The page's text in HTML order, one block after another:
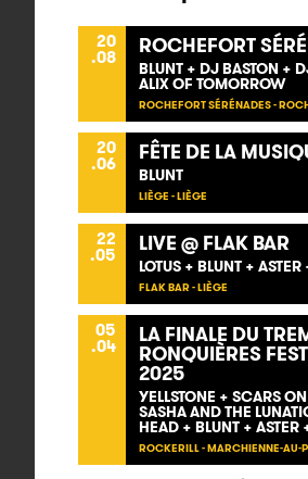
20
.08 ROCHEFORT
BLUNT + DJ BASTON +
ALIX OF TOMORROW
ROCHEFORT SÉRÉNADES -
20
.06 FÊTE DE LA
BLUNT
LIÈGE - LIÈGE
22
.05 LIVE @ FLAK BAR
LOTUS + BLUNT +
FLAK BAR - LIÈGE
05
.04 LA FINALE DU
RONQUIÈRES
2025
YELLSTONE + SCARS
SASHA AND THE
HEAD + BLUNT + ASTER
ROCKERILL - MARCHIENNE-AU-